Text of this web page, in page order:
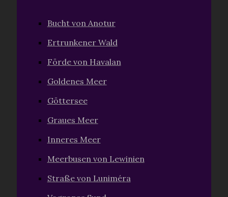
Bucht von Anotur
Ertrunkener Wald
Förde von Havalan
Goldenes Meer
Göttersee
Graues Meer
Inneres Meer
Meerbusen von Lewinien
Straße von Luniméra